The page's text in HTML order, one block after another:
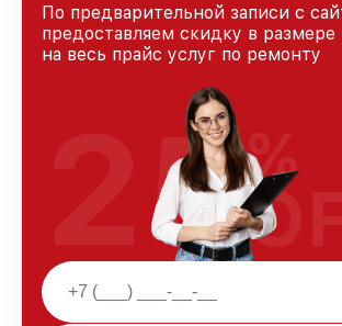
По предварительной записи с
предоставляем скидку в размере
на весь прайс услуг по ремонту
25%